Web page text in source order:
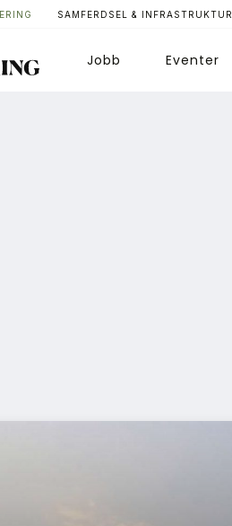
SAMFERDSEL & INFRASTRUKTUR
Jobb Eventer